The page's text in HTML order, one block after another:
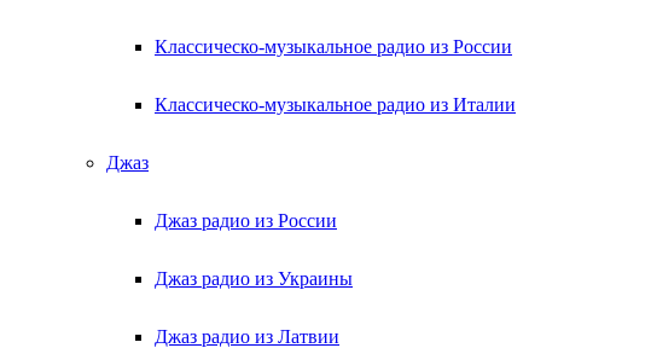
Классическо-музыкальное радио из России
Классическо-музыкальное радио из Италии
Джаз
Джаз радио из России
Джаз радио из Украины
Джаз радио из Латвии